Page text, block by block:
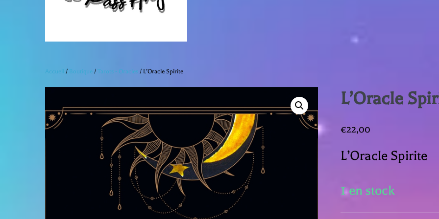
Accueil / Boutique / Tarots - Oracles / L’Oracle Spirite
L’Oracle
€22,00
L’Oracle Spirite
1 en stock